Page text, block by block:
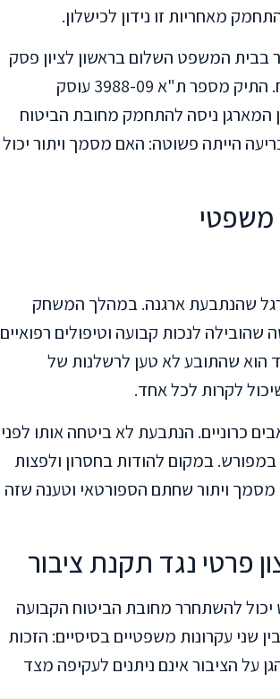
מאחריות זו נידון לכישלון.
סורוקר בבית המשפט השלום בראשון לציון פסק
דין שמהווה נקודת ציון חשובה בתחום הספורט והביטוח. התיק מספר ת"א 3988-09 עוסק
ניסה להתחמק מחובת הביטוח
הייתה פשוטה: האם מסמך ויתור יכול
משפטי
במשחק כדורגל שהנתבעת ארגנה. במהלך המשחק
לנכות קבועה וטיפולים רפואיים
הוא שהתובע לא טען לרשלנות של
לקרות לכל אחד.
כרוניים. הנתבעת לא ביטחה אותו לפני
במקום להודות בחסרון ולפצות
ויתור שחתם הספורטאי וטענה שזה
פרטי נגד תקנת ציבור
להשתחרר מחובת הביטוח הקבועה
שני עקרונות משפטיים בסיסיים: הזכות
על הציבור אינם ניתנים לעקיפה מצד